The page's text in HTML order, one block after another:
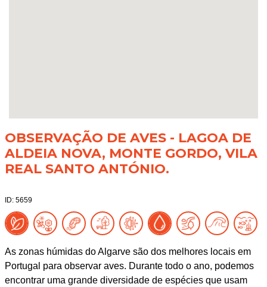
OBSERVAÇÃO DE AVES - LAGOA DE
ALDEIA NOVA, MONTE GORDO, VILA
REAL SANTO ANTÓNIO.
ID: 5659
As zonas húmidas do Algarve são dos melhores locais em
Portugal para observar aves. Durante todo o ano, podemos
encontrar uma grande diversidade de espécies que usam